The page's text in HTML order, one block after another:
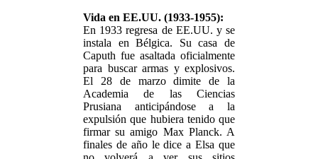
Vida en EE.UU. (1933-1955):
En 1933 regresa de EE.UU. y se
instala en Bélgica. Su casa de
Caputh fue asaltada oficialmente
para buscar armas y explosivos.
El 28 de marzo dimite de la
Academia de las Ciencias
Prusiana anticipándose a la
expulsión que hubiera tenido que
firmar su amigo Max Planck. A
finales de año le dice a Elsa que